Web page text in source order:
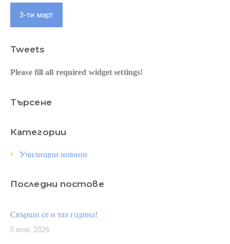
3-ти март
Tweets
Please fill all required widget settings!
Търсене
Категории
Училищни новини
Последни постове
Свърши се и таз година!
5 юли, 2026